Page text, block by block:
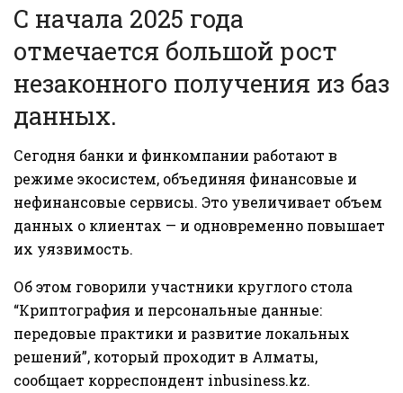
С начала 2025 года
отмечается большой рост
незаконного получения из баз
данных.
Сегодня банки и финкомпании работают в
режиме экосистем, объединяя финансовые и
нефинансовые сервисы. Это увеличивает объем
данных о клиентах — и одновременно повышает
их уязвимость.
Об этом говорили участники круглого стола
“Криптография и персональные данные:
передовые практики и развитие локальных
решений”, который проходит в Алматы,
сообщает корреспондент inbusiness.kz.